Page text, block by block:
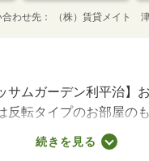
合わせ先 （株）賃貸メイト
サムガーデン利平治】
反転タイプのお部屋の
先とします。短期解約
新料がかかります。・
続きを見る